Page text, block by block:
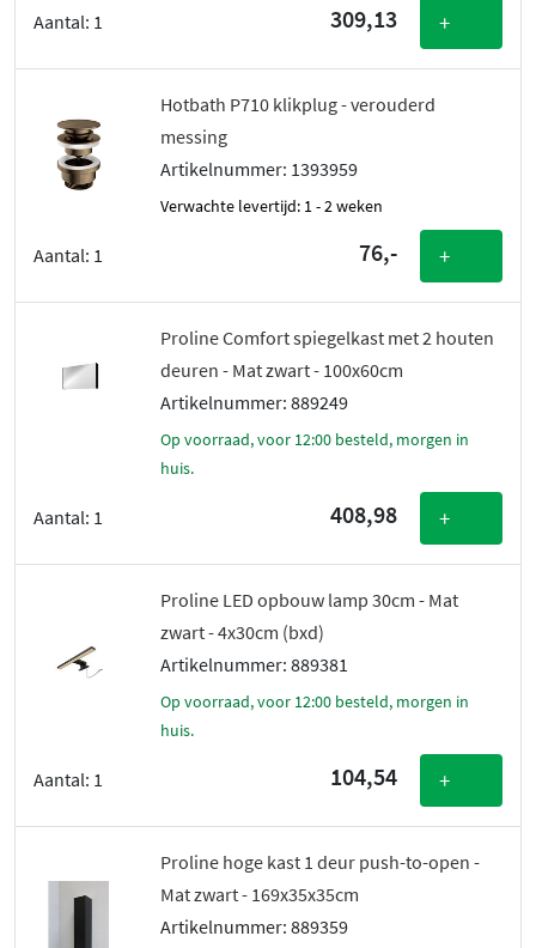
Aantal: 1 309,13 +
Hotbath P710 klikplug - verouderd
messing
Artikelnummer: 1393959
Verwachte levertijd: 1 - 2 weken
Aantal: 1 76,- +
Proline Comfort spiegelkast met 2 houten
deuren - Mat zwart - 100x60cm
Artikelnummer: 889249
Op voorraad, voor 12:00 besteld, morgen in
huis.
Aantal: 1 408,98 +
Proline LED opbouw lamp 30cm - Mat
zwart - 4x30cm (bxd)
Artikelnummer: 889381
Op voorraad, voor 12:00 besteld, morgen in
huis.
Aantal: 1 104,54 +
Proline hoge kast 1 deur push-to-open -
Mat zwart - 169x35x35cm
Artikelnummer: 889359